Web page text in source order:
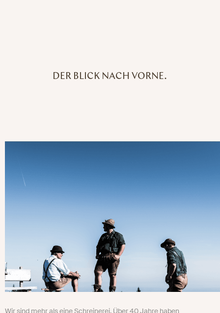
DER BLICK NACH VORNE.
Wir sind mehr als eine Schreinerei. Über 40 Jahre haben